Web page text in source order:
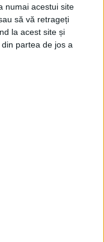
numai acestui site
să vă retrageți
la acest site și
partea de jos a